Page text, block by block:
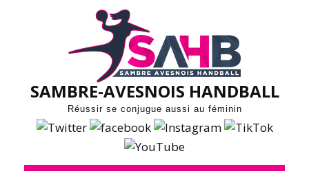
SAMBRE-AVESNOIS HANDBALL
Réussir se conjugue aussi au féminin